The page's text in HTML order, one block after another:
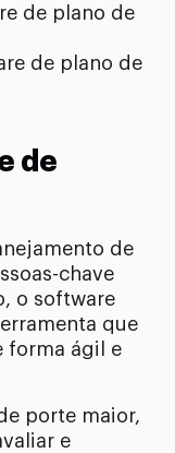
de plano de
de plano de
de
de
chave
o software
que
forma ágil e
porte maior,
e